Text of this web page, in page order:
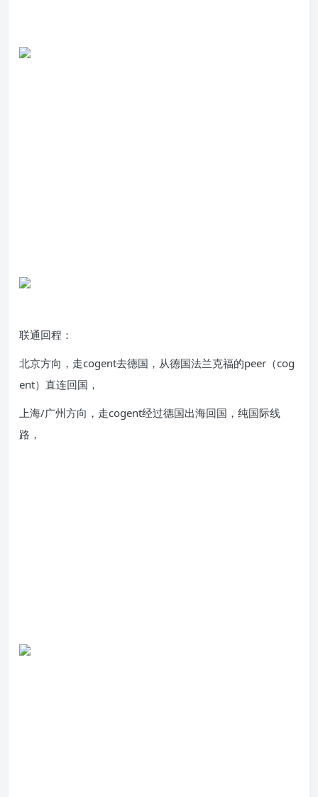
联通回程：
北京方向，走cogent去德国，从德国法兰克福的peer（cog
ent）直连回国，
上海/广州方向，走cogent经过德国出海回国，纯国际线
路，